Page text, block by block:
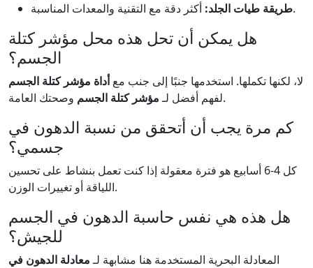
طريقة طيات الجلد:أكثر دقة مع التقنية والمعدات المناسبة.
هل يمكن أن تحل هذه محل مؤشر كتلة
الجسم؟
لا، لكنها تكملها. استخدمها جنبًا إلى جنب معأداة مؤشر كتلة الجسم
لفهم أفضل لـمؤشر كتلة الجسم وصحتك العامة.
كم مرة يجب أن أتحقق من نسبة الدهون في
جسمي؟
كل 4-6 أسابيع هو فترة معقولة إذا كنت تعمل بنشاط على تحسين
اللياقة أو تغييرات الوزن.
هل هذه هي نفس حاسبة الدهون في الجسم
للجيش؟
المعادلة البحرية المستخدمة هنا مشابهة لـمعادلة الدهون في